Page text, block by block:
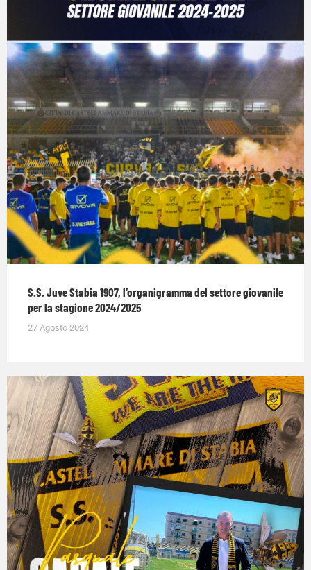
S.S. Juve Stabia 1907, l’organigramma del settore giovanile
per la stagione 2024/2025
27 Agosto 2024